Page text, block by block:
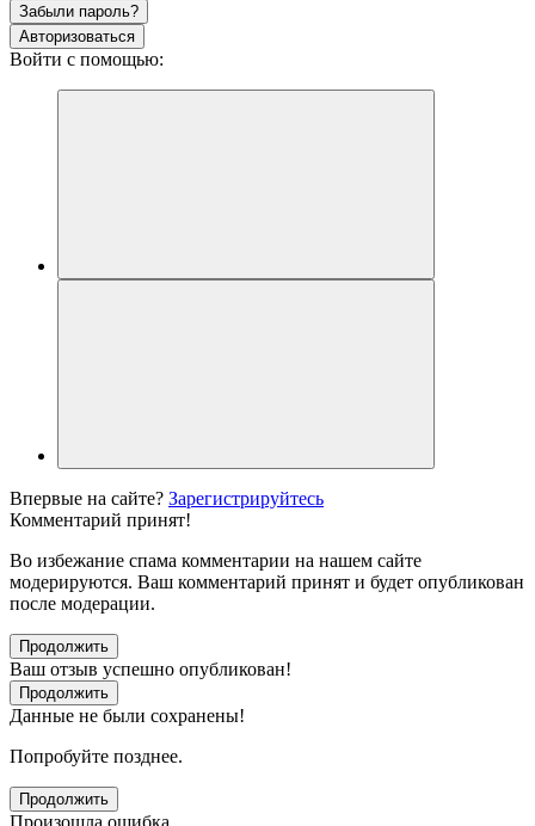
Забыли пароль?
Авторизоваться
Войти с помощью:
Впервые на сайте? Зарегистрируйтесь
Комментарий принят!
Во избежание спама комментарии на нашем сайте
модерируются. Ваш комментарий принят и будет опубликован
после модерации.
Продолжить
Ваш отзыв успешно опубликован!
Продолжить
Данные не были сохранены!
Попробуйте позднее.
Продолжить
Произошла ошибка